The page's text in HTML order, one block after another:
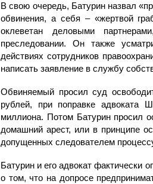
В свою очередь, Батурин назвал
обвинения, а себя – «жертвой
оклеветан деловыми
преследовании. Он также
действиях сотрудников
написать заявление в службу
Обвиняемый просил суд
рублей, при поправке адвоката
миллиона. Потом Батурин просил
домашний арест, или в принципе
допущенных следователем
Батурин и его адвокат фактически
о том, что на допросе